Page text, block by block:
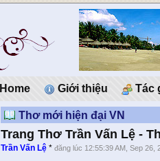
Home Giới thiệu Tác
Thơ mới hiện đại VN
Trang Thơ Trần Vấn Lệ -
Trần Vấn Lệ *đăng lúc 12:55:39 AM, Sep 26,